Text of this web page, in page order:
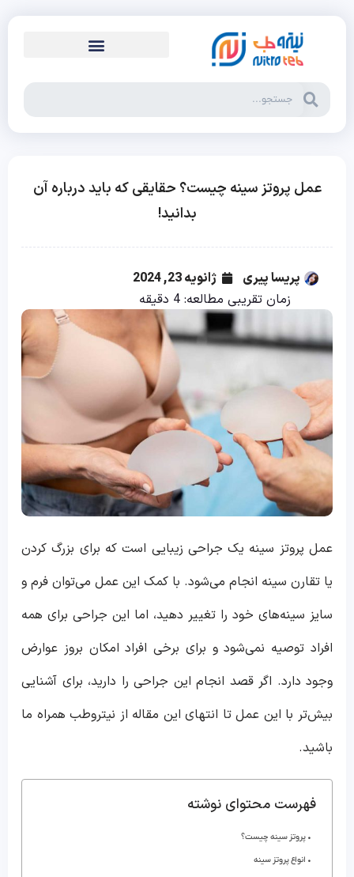
عمل پروتز سینه چیست؟ حقایقی که باید درباره آن
بدانید!
پریسا پیری
ژانویه 23, 2024
زمان تقریبی مطالعه: 4 دقیقه
عمل پروتز سینه یک جراحی زیبایی است که برای بزرگ کردن
یا تقارن سینه انجام می‌شود. با کمک این عمل می‌توان فرم و
سایز سینه‌های خود را تغییر دهید، اما این جراحی برای همه
افراد توصیه نمی‌شود و برای برخی افراد امکان بروز عوارض
وجود دارد. اگر قصد انجام این جراحی را دارید، برای آشنایی
بیش‌تر با این عمل تا انتهای این مقاله از نیتروطب همراه ما
باشید.
فهرست محتوای نوشته
پروتز سینه چیست؟
انواع پروتز سینه